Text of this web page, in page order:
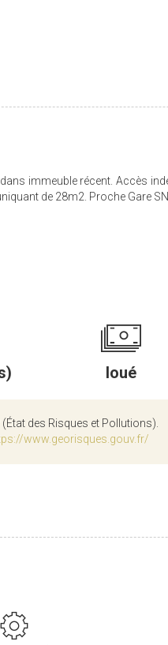
immeuble récent. Accès
de 28m2. Proche Gare
loué
des Risques et Pollutions).
www.georisques.gouv.fr/